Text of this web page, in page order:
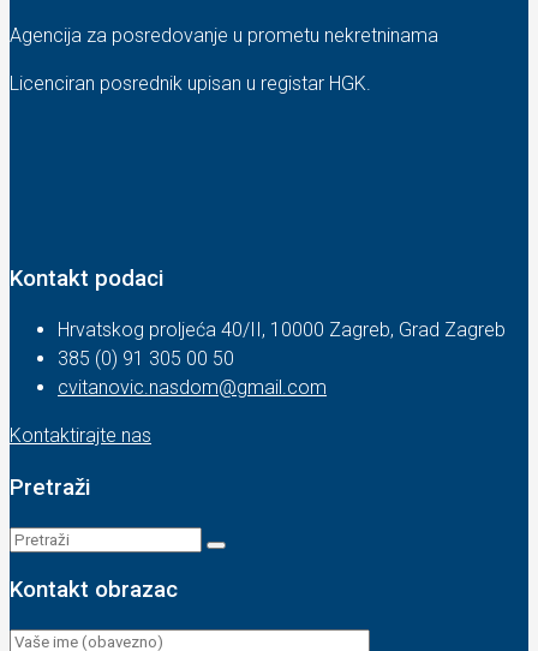
Agencija za posredovanje u prometu nekretninama
Licenciran posrednik upisan u registar HGK.
Kontakt podaci
Hrvatskog proljeća 40/II, 10000 Zagreb, Grad Zagreb
385 (0) 91 305 00 50
cvitanovic.nasdom@gmail.com
Kontaktirajte nas
Pretraži
Kontakt obrazac